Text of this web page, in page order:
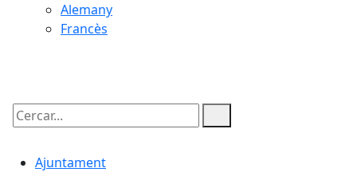
Alemany
Francès
Cercar:
Ajuntament